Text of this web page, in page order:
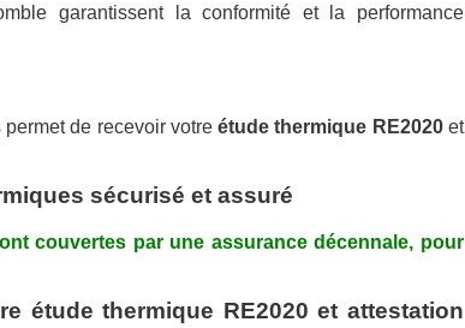
garantissent la conformité et la performance
permet de recevoir votreétude thermique RE2020et
sécurisé et assuré
couvertes par une assurance décennale, pour
étude thermique RE2020 et attestation